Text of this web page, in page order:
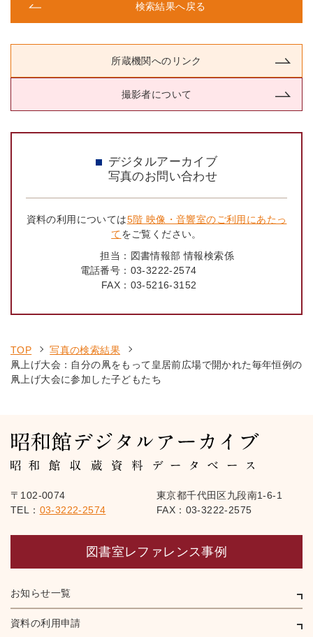
検索結果へ戻る
所蔵機関へのリンク
撮影者について
デジタルアーカイブ
写真のお問い合わせ
資料の利用については5階 映像・音響室のご利用にあたっ
てをご覧ください。
担当： 図書情報部 情報検索係
電話番号： 03-3222-2574
FAX： 03-5216-3152
TOP
写真の検索結果
凧上げ大会：自分の凧をもって皇居前広場で開かれた毎年恒例の
凧上げ大会に参加した子どもたち
〒102-0074
東京都千代田区九段南1-6-1
TEL： 03-3222-2574 FAX：03-3222-2575
図書室レファレンス事例
お知らせ一覧
資料の利用申請